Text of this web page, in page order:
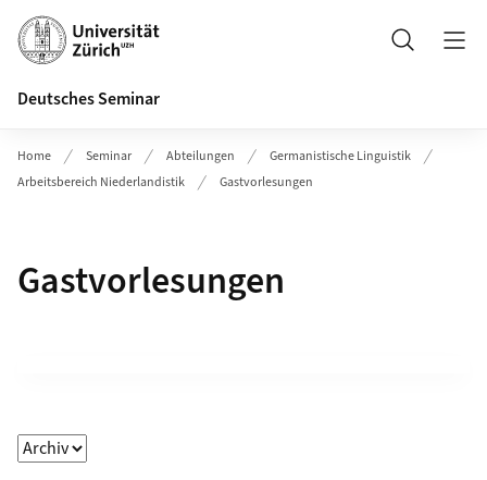
Header
Suche
Deutsches Seminar
Home Seminar Abteilungen
Germanistische Linguistik
Arbeitsbereich Niederlandistik
Gastvorlesungen
Gastvorlesungen